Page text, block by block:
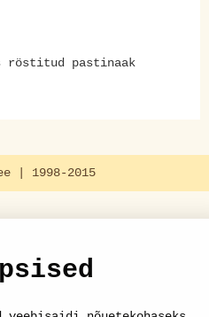
röstitud pastinaak
| 1998-2015